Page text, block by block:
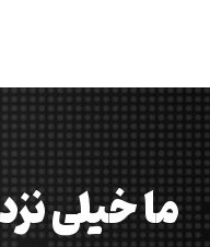
ما خیلی